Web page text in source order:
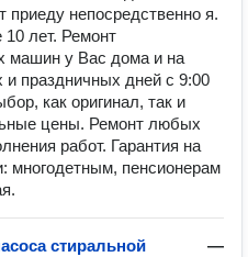
приеду непосредственно я.
лет. Ремонт
машин у Вас дома и на
праздничных дней с 9:00
как оригинал, так и
цены. Ремонт любых
работ. Гарантия на
многодетным, пенсионерам
стиральной
—